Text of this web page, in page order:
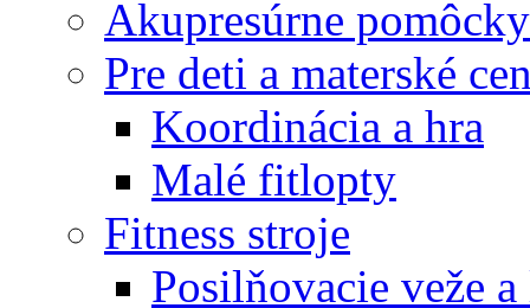
Akupresúrne pomôcky
Pre deti a materské
Koordinácia a hra
Malé fitlopty
Fitness stroje
Posilňovacie veže